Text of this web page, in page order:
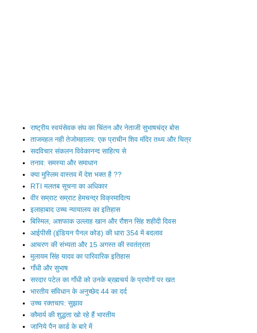
राष्ट्रीय स्वयंसेवक संघ का चिंतन और नेताजी सुभाषचंद्र बोस
ताजमहल नही तेजोमहालय: एक प्राचीन शिव मंदिर तथ्य और चित्र
सदविचार संकलन विवेकानन्द साहित्य से
तनाव: समस्या और समाधान
क्या मुस्लिम वास्तव में देश भक्त है ??
RTI मलतब सूचना का अधिकार
वीर सम्राट सम्राट हेमचन्द्र विक्रमादित्य
इलाहाबाद उच्च न्यायालय का इतिहास
बिस्मिल, अशफाक उल्लाह खान और रौशन सिंह शहीदी दिवस
आईपीसी (इंडियन पैनल कोड) की धारा 354 में बदलाव
आचरण की संभ्यता और 15 अगस्त की स्वतंत्रता
मुलायम सिंह यादव का पारिवारिक इतिहास
गाँधी और सुभाष
सरदार पटेल का गाँधी को उनके ब्रह्मचर्य के प्रयोगों पर खत
भारतीय संविधान के अनुच्छेद 44 का दर्द
उच्च रक्तचाप: सुझाव
कौमार्य की शुद्धता खो रहे हैं भारतीय
जानिये पैन कार्ड के बारे में